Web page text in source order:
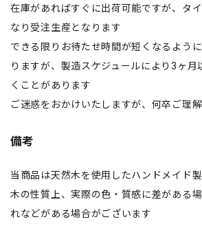
在庫があればすぐに出荷可能ですが、タ
なり受注生産となります
できる限りお待たせ時間が短くなるよう
りますが、製造スケジュールにより3ヶ月
くことがあります
ご迷惑をおかけいたしますが、何卒ご理
備考
当商品は天然木を使用したハンドメイド
木の性質上、実際の色・質感に差がある
れなどがある場合がございます